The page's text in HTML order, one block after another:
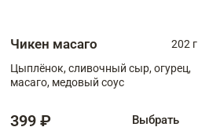
Чикен масаго
202 г
Цыплёнок, сливочный сыр, огурец,
масаго, медовый соус
399 ₽ Выбрать